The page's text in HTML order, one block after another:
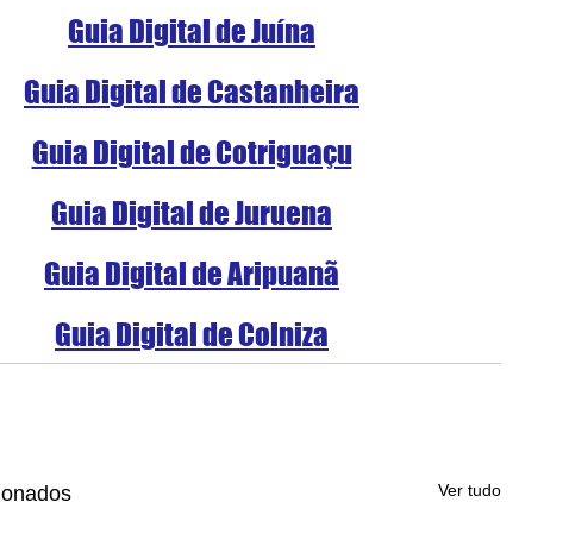
Guia Digital de Juína
Guia Digital de Castanheira
Guia Digital de Cotriguaçu
Guia Digital de Juruena
Guia Digital de Aripuanã
Guia Digital de Colniza
Ver tudo